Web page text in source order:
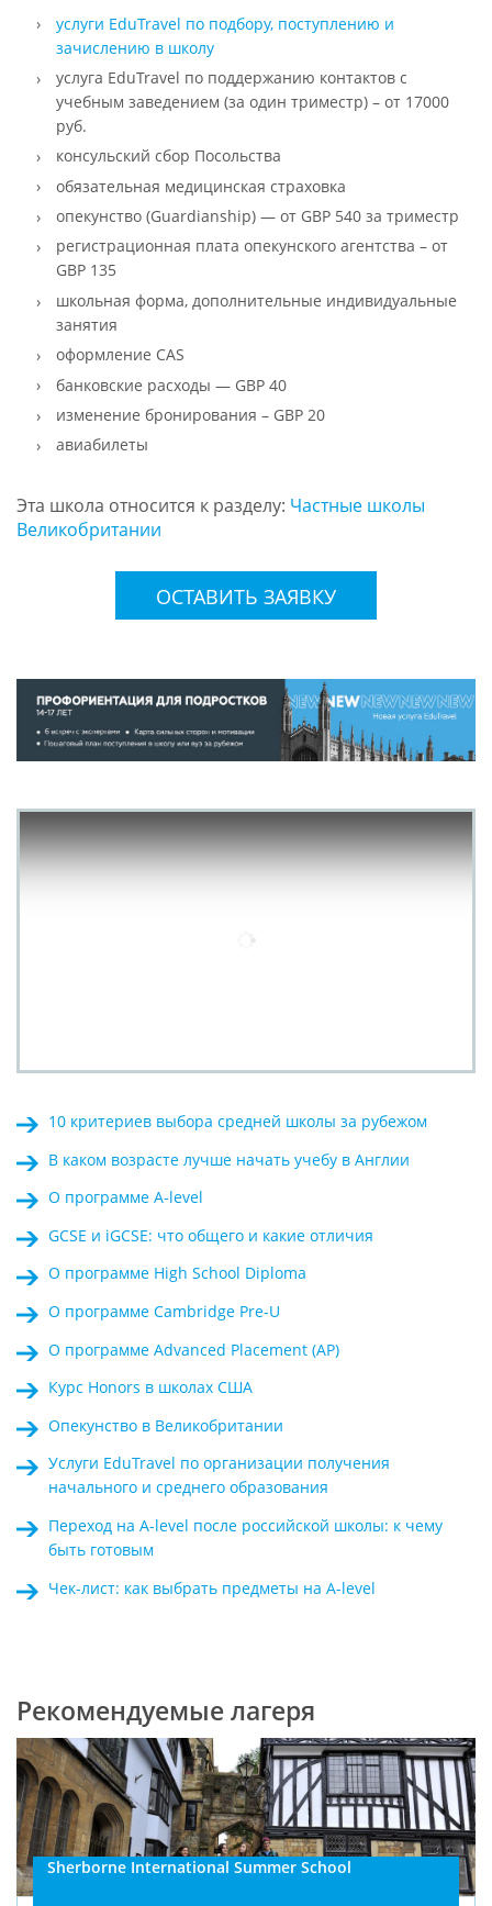
услуги EduTravel по подбору, поступлению и
зачислению в школу
услуга EduTravel по поддержанию контактов с
учебным заведением (за один триместр) – от 17000
руб.
консульский сбор Посольства
обязательная медицинская страховка
опекунство (Guardianship) — от GBP 540 за триместр
регистрационная плата опекунского агентства – от
GBP 135
школьная форма, дополнительные индивидуальные
занятия
оформление CAS
банковские расходы — GBP 40
изменение бронирования – GBP 20
авиабилеты
Эта школа относится к разделу: Частные школы
Великобритании
ОСТАВИТЬ ЗАЯВКУ
10 критериев выбора средней школы за рубежом
В каком возрасте лучше начать учебу в Англии
О программе A-level
GCSE и iGCSE: что общего и какие отличия
О программе High School Diploma
О программе Cambridge Pre-U
О программе Advanced Placement (AP)
Курс Honors в школах США
Опекунство в Великобритании
Услуги EduTravel по организации получения
начального и среднего образования
Переход на A-level после российской школы: к чему
быть готовым
Чек-лист: как выбрать предметы на A-level
Рекомендуемые лагеря
Sherborne International Summer School